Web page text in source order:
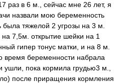
раз в 6 м., сейчас мне 26 лет, я
назвали мою беременность
тяжелой 2 угрозы на 3 м.
7,5м. открытие шейки на 1
гипер тонус матки, и на 8 м.
время беременности набрала
ушли, пока кормила грудью3 м.,
после приращения кормления